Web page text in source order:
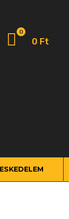
0 Ft
0